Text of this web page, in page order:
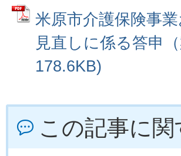
米原市介護保険事
見直しに係る答申
178.6KB)
この記事に